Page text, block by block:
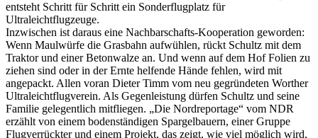
entsteht Schritt für Schritt ein Sonderflugplatz für
Ultraleichtflugzeuge.
Inzwischen ist daraus eine Nachbarschafts-Kooperation geworden:
Wenn Maulwürfe die Grasbahn aufwühlen, rückt Schultz mit dem
Traktor und einer Betonwalze an. Und wenn auf dem Hof Folien zu
ziehen sind oder in der Ernte helfende Hände fehlen, wird mit
angepackt. Allen voran Dieter Timm vom neu gegründeten Worther
Ultraleichtflugverein. Als Gegenleistung dürfen Schultz und seine
Familie gelegentlich mitfliegen. „Die Nordreportage“ vom NDR
erzählt von einem bodenständigen Spargelbauern, einer Gruppe
Flugverrückter und einem Projekt, das zeigt, wie viel möglich wird,